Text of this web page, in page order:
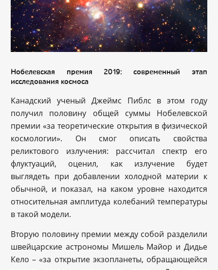
Нобелевская премия 2019: современный этап
исследования космоса
Канадский ученый Джеймс Пиблс в этом году
получил половину общей суммы Нобелевской
премии «за теоретические открытия в физической
космологии». Он смог описать свойства
реликтового излучения: рассчитал спектр его
флуктуаций, оценил, как излучение будет
выглядеть при добавлении холодной материи к
обычной, и показал, на каком уровне находится
относительная амплитуда колебаний температуры
в такой модели.
Вторую половину премии между собой разделили
швейцарские астрономы Мишель Майор и Дидье
Кело – «за открытие экзопланеты, обращающейся